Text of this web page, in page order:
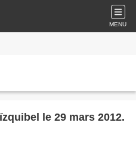
MENU
le 29 mars 2012.